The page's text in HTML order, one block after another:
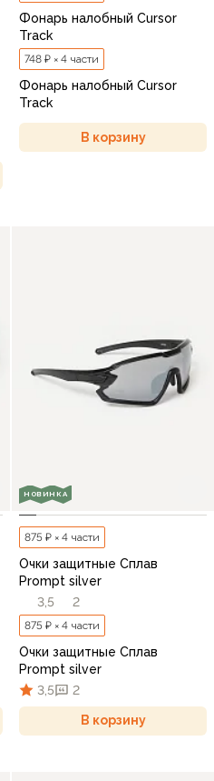
Фонарь налобный Cursor
Track
748 ₽ × 4 части
Фонарь налобный Cursor
Track
В корзину
НОВИНКА
875 ₽ × 4 части
Очки защитные Сплав
Prompt silver
3,5
2
875 ₽ × 4 части
Очки защитные Сплав
Prompt silver
3,5
2
В корзину